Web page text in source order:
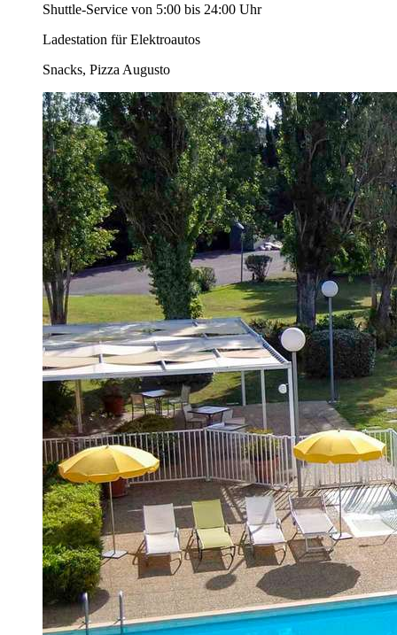
Shuttle-Service von 5:00 bis 24:00 Uhr
Ladestation für Elektroautos
Snacks, Pizza Augusto